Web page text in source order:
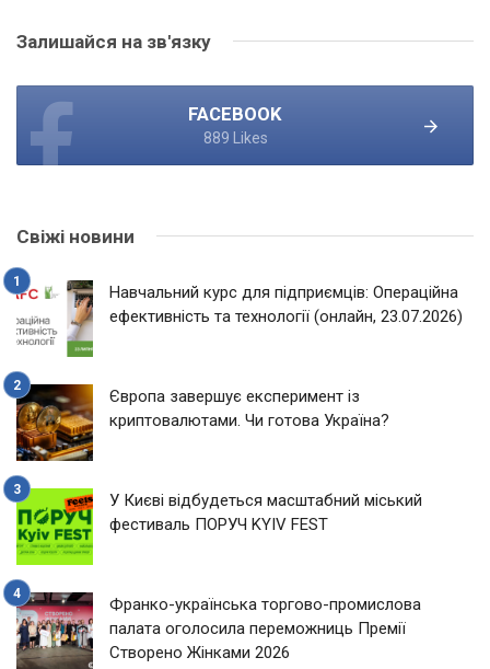
Залишайся на зв'язку
FACEBOOK
889 Likes
Свіжі новини
Навчальний курс для підприємців: Операційна
ефективність та технології (онлайн, 23.07.2026)
Європа завершує експеримент із
криптовалютами. Чи готова Україна?
У Києві відбудеться масштабний міський
фестиваль ПОРУЧ KYIV FEST
Франко-українська торгово-промислова
палата оголосила переможниць Премії
Створено Жінками 2026